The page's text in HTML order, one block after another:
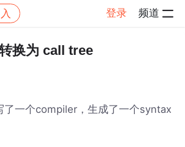
登录 频道
帖子详情
换为 call tree
一个compiler，生成了一个syntax